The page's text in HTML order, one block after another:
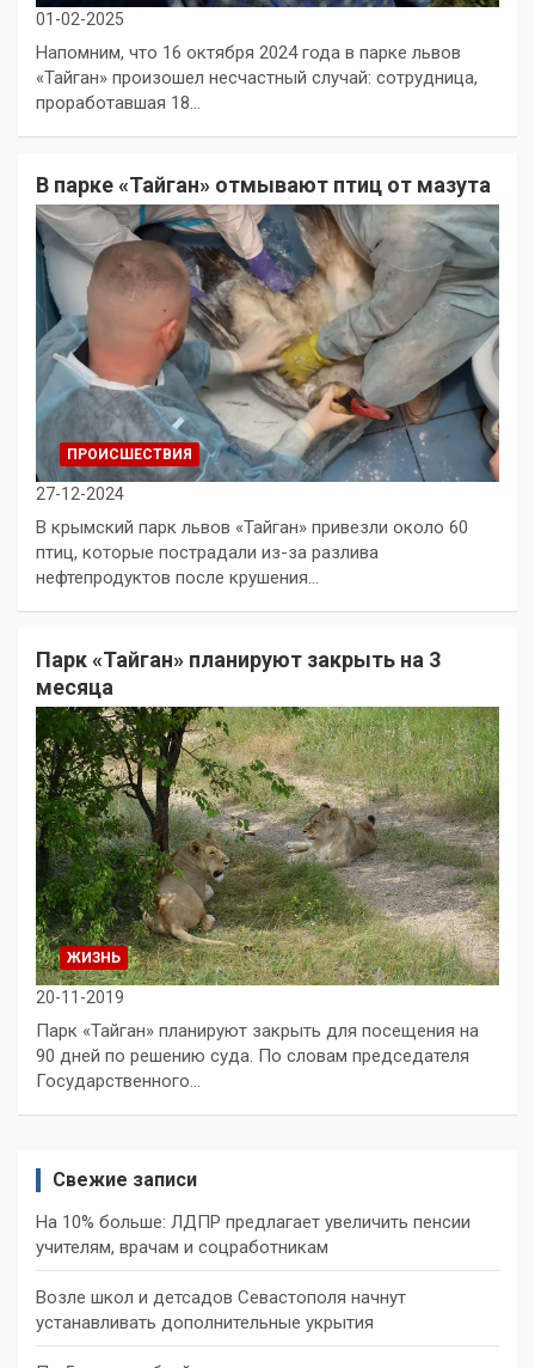
01-02-2025
Напомним, что 16 октября 2024 года в парке львов
«Тайган» произошел несчастный случай: сотрудница,
проработавшая 18…
В парке «Тайган» отмывают птиц от мазута
ПРОИСШЕСТВИЯ
27-12-2024
В крымский парк львов «Тайган» привезли около 60
птиц, которые пострадали из-за разлива
нефтепродуктов после крушения…
Парк «Тайган» планируют закрыть на 3
месяца
ЖИЗНЬ
20-11-2019
Парк «Тайган» планируют закрыть для посещения на
90 дней по решению суда. По словам председателя
Государственного…
Свежие записи
На 10% больше: ЛДПР предлагает увеличить пенсии
учителям, врачам и соцработникам
Возле школ и детсадов Севастополя начнут
устанавливать дополнительные укрытия